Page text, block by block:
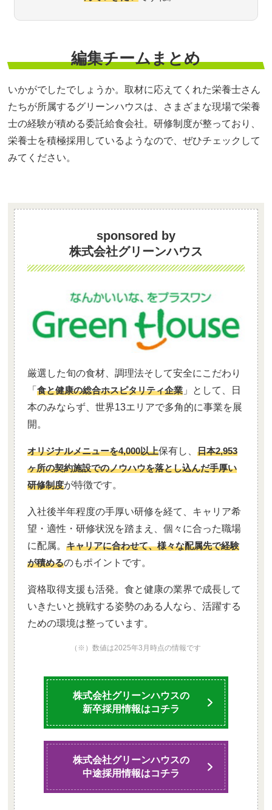
編集チームまとめ
いかがでしたでしょうか。取材に応えてくれた栄養士さん
たちが所属するグリーンハウスは、さまざまな現場で栄養
士の経験が積める委託給食会社。研修制度が整っており、
栄養士を積極採用しているようなので、ぜひチェックして
みてください。
sponsored by
株式会社グリーンハウス
厳選した旬の食材、調理法そして安全にこだわり
「食と健康の総合ホスピタリティ企業 」として、日
本のみならず、世界13エリアで多角的に事業を展
開。
オリジナルメニューを4,000以上保有し、日本2,953
ヶ所の契約施設でのノウハウを落とし込んだ手厚い
研修制度が特徴です。
入社後半年程度の手厚い研修を経て、キャリア希
望・適性・研修状況を踏まえ、個々に合った職場
に配属。キャリアに合わせて、様々な配属先で経験
が積めるのもポイントです。
資格取得支援も活発。食と健康の業界で成長して
いきたいと挑戦する姿勢のある人なら、活躍する
ための環境は整っています。
（※）数値は2025年3月時点の情報です
株式会社グリーンハウスの
新卒採用情報はコチラ
株式会社グリーンハウスの
中途採用情報はコチラ